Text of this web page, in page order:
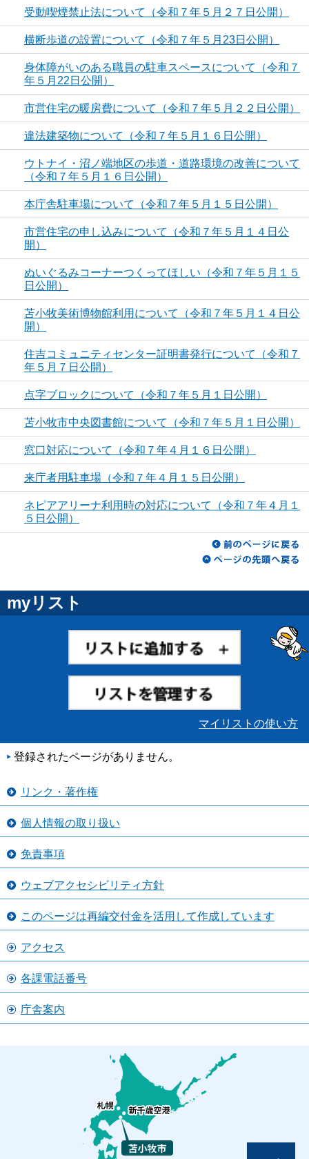
受動喫煙禁止法について（令和７年５月２７日公開）
横断歩道の設置について（令和７年５月23日公開）
身体障がいのある職員の駐車スペースについて（令和７
年５月22日公開）
市営住宅の暖房費について（令和７年５月２２日公開）
違法建築物について（令和７年５月１６日公開）
ウトナイ・沼ノ端地区の歩道・道路環境の改善について
（令和７年５月１６日公開）
本庁舎駐車場について（令和７年５月１５日公開）
市営住宅の申し込みについて（令和７年５月１４日公
開）
ぬいぐるみコーナーつくってほしい（令和７年５月１５
日公開）
苫小牧美術博物館利用について（令和７年５月１４日公
開）
住吉コミュニティセンター証明書発行について（令和７
年５月７日公開）
点字ブロックについて（令和７年５月１日公開）
苫小牧市中央図書館について（令和７年５月１日公開）
窓口対応について（令和７年４月１６日公開）
来庁者用駐車場（令和７年４月１５日公開）
ネピアアリーナ利用時の対応について（令和７年４月１
５日公開）
myリスト
マイリストの使い方
登録されたページがありません。
リンク・著作権
個人情報の取り扱い
免責事項
ウェブアクセシビリティ方針
このページは再編交付金を活用して作成しています
アクセス
各課電話番号
庁舎案内